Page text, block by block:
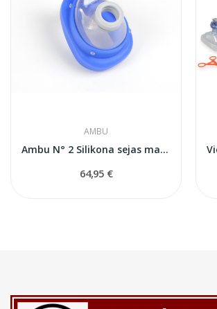
AMBU
Ambu N° 2 Silikona sejas maska (bērniem)
64,95 €